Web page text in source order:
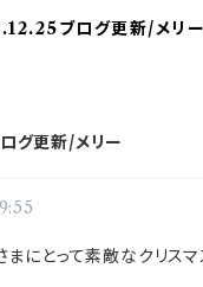
ブログ更新/メリ
グ更新/メリー
まにとって素敵なクリス